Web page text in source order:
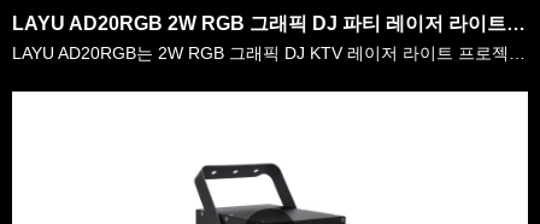
LAYU AD20RGB 2W RGB 그래픽 DJ 파티 레이저 라이트 프로젝터